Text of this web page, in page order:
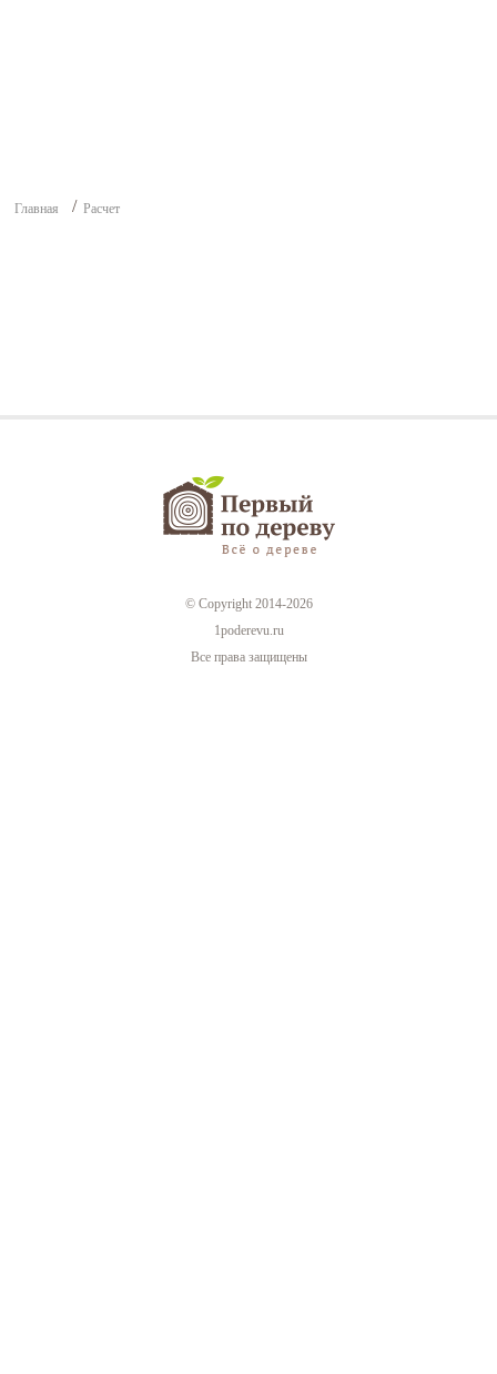
Главная Расчет
© Copyright 2014-2026
1poderevu.ru
Все права защищены